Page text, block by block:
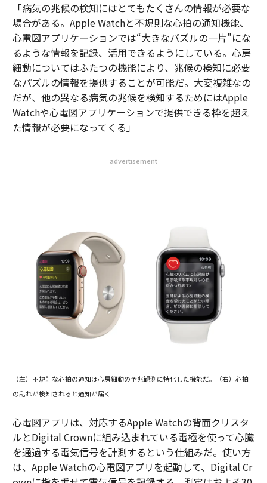
「病気の兆候の検知にはとてもたくさんの情報が必要な
場合がある。Apple Watchと不規則な心拍の通知機能、
心電図アプリケーションでは“大きなパズルの一片”にな
るような情報を記録、活用できるようにしている。心房
細動についてはふたつの機能により、兆候の検知に必要
なパズルの情報を提供することが可能だ。大変複雑なの
だが、他の異なる病気の兆候を検知するためにはApple
Watchや心電図アプリケーションで提供できる枠を超え
た情報が必要になってくる」
advertisement
（左）不規則な心拍の通知は心房細動の予兆観測に特化した機能だ。（右）心拍
の乱れが検知されると通知が届く
心電図アプリは、対応するApple Watchの背面クリスタ
ルとDigital Crownに組み込まれている電極を使って心臓
を通過する電気信号を計測するという仕組みだ。使い方
は、Apple Watchの心電図アプリを起動して、Digital Cr